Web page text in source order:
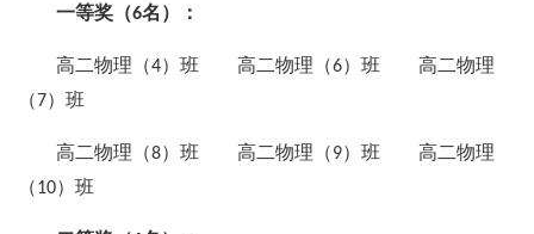
一等奖（6名）：
高二物理（4）班 高二物理（6）班 高二物理
（7）班
高二物理（8）班 高二物理（9）班 高二物理
（10）班